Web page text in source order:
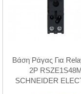
Βάση Ράγας Για
2P
SCHNEIDER